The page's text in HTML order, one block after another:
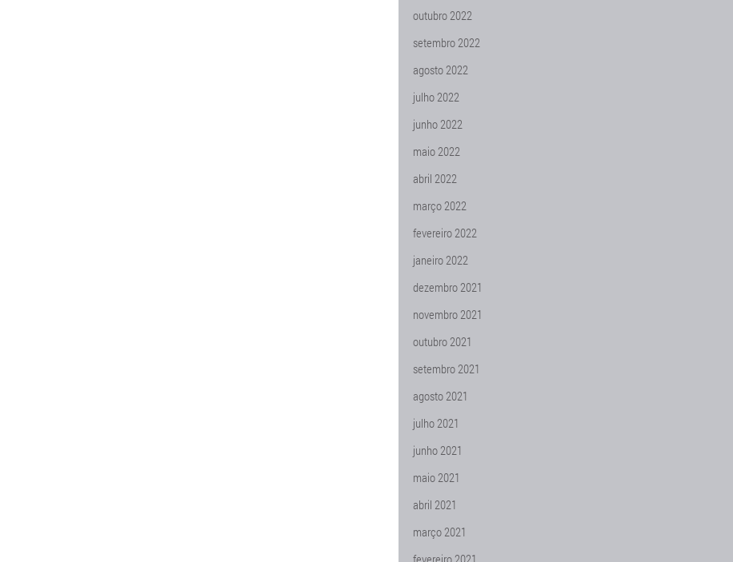
outubro 2022
setembro 2022
agosto 2022
julho 2022
junho 2022
maio 2022
abril 2022
março 2022
fevereiro 2022
janeiro 2022
dezembro 2021
novembro 2021
outubro 2021
setembro 2021
agosto 2021
julho 2021
junho 2021
maio 2021
abril 2021
março 2021
fevereiro 2021